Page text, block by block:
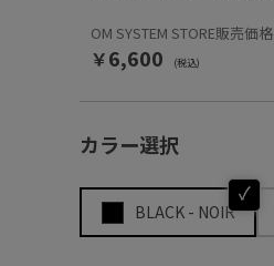
OM SYSTEM STORE販売価格
￥6,600 (税込)
カラー選択
BLACK - NOIR